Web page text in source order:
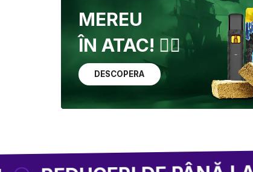
MEREU
ÎN ATAC! 🏴‍☠️
DESCOPERA